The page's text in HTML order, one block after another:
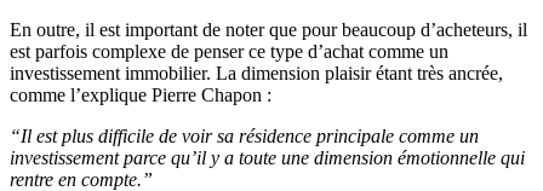
En outre, il est important de noter que pour beaucoup d’acheteurs, il
est parfois complexe de penser ce type d’achat comme un
investissement immobilier. La dimension plaisir étant très ancrée,
comme l’explique Pierre Chapon :
“Il est plus difficile de voir sa résidence principale comme un
investissement parce qu’il y a toute une dimension émotionnelle qui
rentre en compte.”